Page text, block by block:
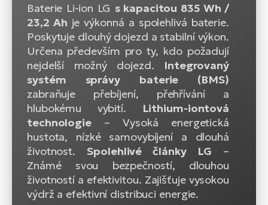
Baterie Li-ion LG s kapacitou 835 Wh /
23,2 Ah je výkonná a spolehlivá baterie.
Poskytuje dlouhý dojezd a stabilní výkon.
Určena především pro ty, kdo požadují
nejdelší možný dojezd. Integrovaný
systém správy baterie (BMS)
zabraňuje přebíjení, přehřívání a
hlubokému vybití.
Lithium-iontová
technologie– Vysoká energetická
hustota, nízké samovybíjení a dlouhá
životnost. Spolehlivé články LG –
Známé svou bezpečností, dlouhou
životností a efektivitou. Zajišťuje vysokou
výdrž a efektivní distribuci energie.